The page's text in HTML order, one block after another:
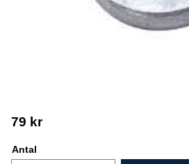
79 kr
Antal